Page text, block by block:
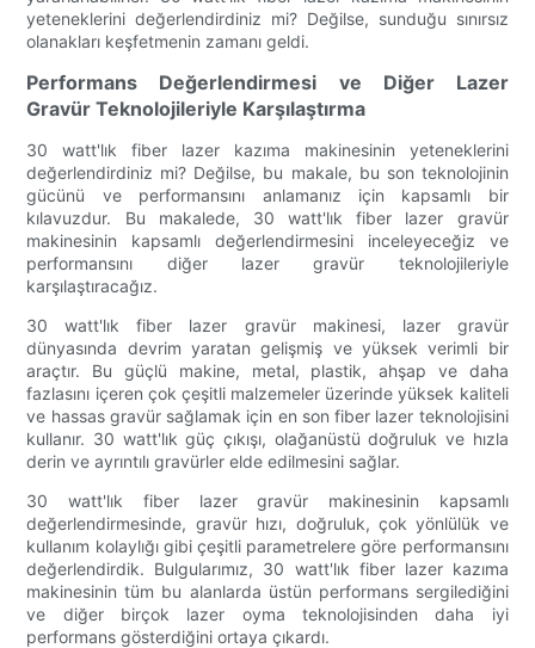
yeteneklerini değerlendirdiniz mi? Değilse, sunduğu sınırsız
olanakları keşfetmenin zamanı geldi.
Performans Değerlendirmesi ve Diğer Lazer
Gravür Teknolojileriyle Karşılaştırma
30 watt'lık fiber lazer kazıma makinesinin yeteneklerini
değerlendirdiniz mi? Değilse, bu makale, bu son teknolojinin
gücünü ve performansını anlamanız için kapsamlı bir
kılavuzdur. Bu makalede, 30 watt'lık fiber lazer gravür
makinesinin kapsamlı değerlendirmesini inceleyeceğiz ve
performansını diğer lazer gravür teknolojileriyle
karşılaştıracağız.
30 watt'lık fiber lazer gravür makinesi, lazer gravür
dünyasında devrim yaratan gelişmiş ve yüksek verimli bir
araçtır. Bu güçlü makine, metal, plastik, ahşap ve daha
fazlasını içeren çok çeşitli malzemeler üzerinde yüksek kaliteli
ve hassas gravür sağlamak için en son fiber lazer teknolojisini
kullanır. 30 watt'lık güç çıkışı, olağanüstü doğruluk ve hızla
derin ve ayrıntılı gravürler elde edilmesini sağlar.
30 watt'lık fiber lazer gravür makinesinin kapsamlı
değerlendirmesinde, gravür hızı, doğruluk, çok yönlülük ve
kullanım kolaylığı gibi çeşitli parametrelere göre performansını
değerlendirdik. Bulgularımız, 30 watt'lık fiber lazer kazıma
makinesinin tüm bu alanlarda üstün performans sergilediğini
ve diğer birçok lazer oyma teknolojisinden daha iyi
performans gösterdiğini ortaya çıkardı.